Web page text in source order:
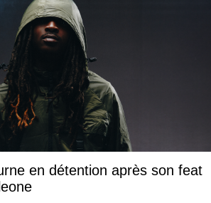
en détention après son feat